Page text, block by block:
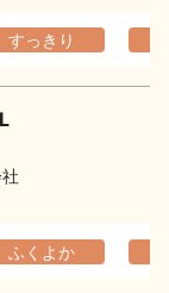
すっきり
ふくよか